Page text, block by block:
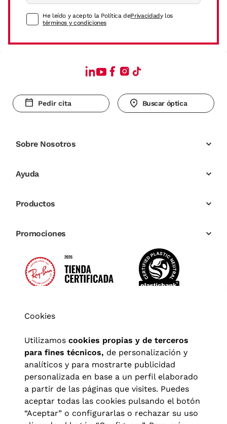
He leído y acepto la Política dePrivacidady los
términos y condiciones
Pedir cita Buscar óptica
Sobre Nosotros
Ayuda
Productos
Promociones
Cookies
Utilizamos cookies propias y de terceros
para fines técnicos, de personalización y
analíticos y para mostrarte publicidad
personalizada en base a un perfil elaborado
a partir de las páginas que visites. Puedes
aceptar todas las cookies pulsando el botón
“Aceptar” o configurarlas o rechazar su uso